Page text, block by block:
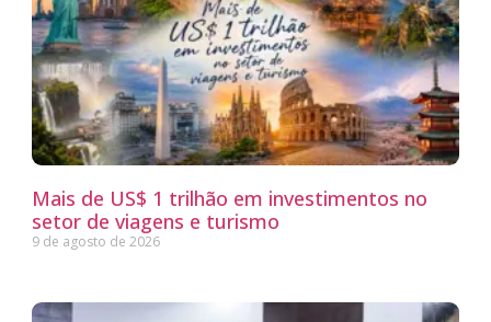
Mais de US$ 1 trilhão em investimentos no
setor de viagens e turismo
9 de agosto de 2026